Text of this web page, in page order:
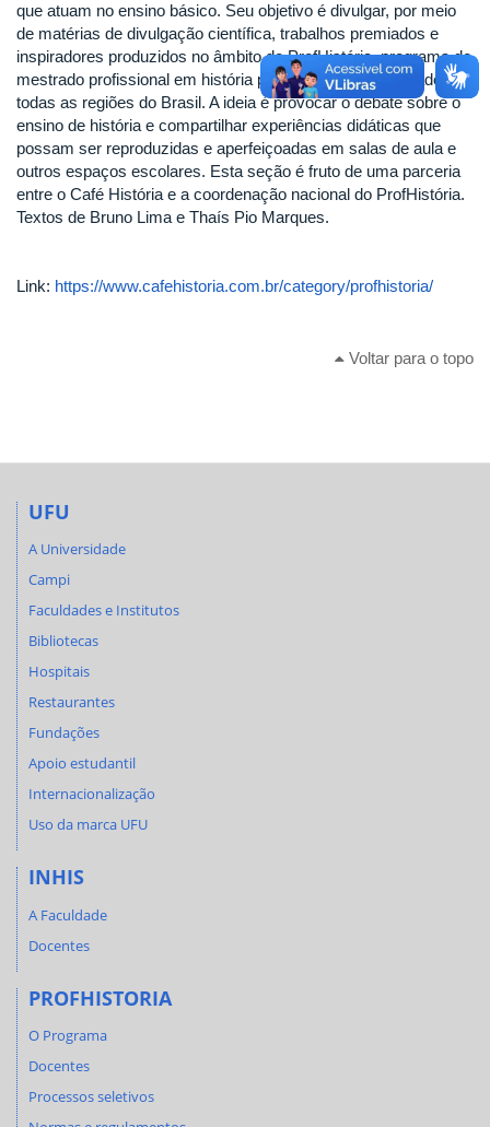
que atuam no ensino básico. Seu objetivo é divulgar, por meio
de matérias de divulgação científica, trabalhos premiados e
inspiradores produzidos no âmbito do ProfHistória, programa de
mestrado profissional em história presente em universidades de
todas as regiões do Brasil. A ideia é provocar o debate sobre o
ensino de história e compartilhar experiências didáticas que
possam ser reproduzidas e aperfeiçoadas em salas de aula e
outros espaços escolares. Esta seção é fruto de uma parceria
entre o Café História e a coordenação nacional do ProfHistória.
Textos de Bruno Lima e Thaís Pio Marques.
Link: https://www.cafehistoria.com.br/category/profhistoria/
Voltar para o topo
UFU
A Universidade
Campi
Faculdades e Institutos
Bibliotecas
Hospitais
Restaurantes
Fundações
Apoio estudantil
Internacionalização
Uso da marca UFU
INHIS
A Faculdade
Docentes
PROFHISTORIA
O Programa
Docentes
Processos seletivos